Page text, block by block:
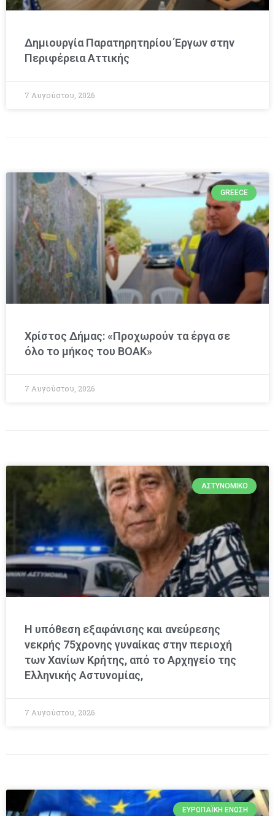
Δημιουργία Παρατηρητηρίου Έργων στην
Περιφέρεια Αττικής
7 Αυγούστου, 2026
GREECE
Χρίστος Δήμας: «Προχωρούν τα έργα σε
όλο το μήκος του ΒΟΑΚ»
7 Αυγούστου, 2026
ΑΣΤΥΝΟΜΙΚΌ
Η υπόθεση εξαφάνισης και ανεύρεσης
νεκρής 75χρονης γυναίκας στην περιοχή
των Χανίων Κρήτης, από το Αρχηγείο της
Ελληνικής Αστυνομίας,
7 Αυγούστου, 2026
ΕΥΡΩΠΑΪΚΉ ΈΝΩΣΗ